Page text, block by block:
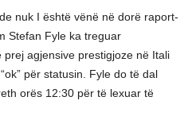
nuk I është vënë në dorë raport-
Stefan Fyle ka treguar
agjensive prestigjoze në Itali
për statusin. Fyle do të dal
orës 12:30 për të lexuar të